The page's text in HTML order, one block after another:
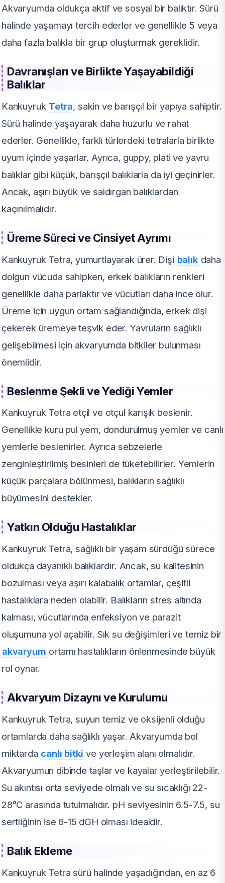
Akvaryumda oldukça aktif ve sosyal bir balıktır. Sürü
halinde yaşamayı tercih ederler ve genellikle 5 veya
daha fazla balıkla bir grup oluşturmak gereklidir.
Davranışları ve Birlikte Yaşayabildiği
Balıklar
Kankuyruk Tetra, sakin ve barışçıl bir yapıya sahiptir.
Sürü halinde yaşayarak daha huzurlu ve rahat
ederler. Genellikle, farklı türlerdeki tetralarla birlikte
uyum içinde yaşarlar. Ayrıca, guppy, plati ve yavru
balıklar gibi küçük, barışçıl balıklarla da iyi geçinirler.
Ancak, aşırı büyük ve saldırgan balıklardan
kaçınılmalıdır.
Üreme Süreci ve Cinsiyet Ayrımı
Kankuyruk Tetra, yumurtlayarak ürer. Dişi balık daha
dolgun vücuda sahipken, erkek balıkların renkleri
genellikle daha parlaktır ve vücutları daha ince olur.
Üreme için uygun ortam sağlandığında, erkek dişi
çekerek üremeye teşvik eder. Yavruların sağlıklı
gelişebilmesi için akvaryumda bitkiler bulunması
önemlidir.
Beslenme Şekli ve Yediği Yemler
Kankuyruk Tetra etçil ve otçul karışık beslenir.
Genellikle kuru pul yem, dondurulmuş yemler ve canlı
yemlerle beslenirler. Ayrıca sebzelerle
zenginleştirilmiş besinleri de tüketebilirler. Yemlerin
küçük parçalara bölünmesi, balıkların sağlıklı
büyümesini destekler.
Yatkın Olduğu Hastalıklar
Kankuyruk Tetra, sağlıklı bir yaşam sürdüğü sürece
oldukça dayanıklı balıklardır. Ancak, su kalitesinin
bozulması veya aşırı kalabalık ortamlar, çeşitli
hastalıklara neden olabilir. Balıkların stres altında
kalması, vücutlarında enfeksiyon ve parazit
oluşumuna yol açabilir. Sık su değişimleri ve temiz bir
akvaryum ortamı hastalıkların önlenmesinde büyük
rol oynar.
Akvaryum Dizaynı ve Kurulumu
Kankuyruk Tetra, suyun temiz ve oksijenli olduğu
ortamlarda daha sağlıklı yaşar. Akvaryumda bol
miktarda canlı bitki ve yerleşim alanı olmalıdır.
Akvaryumun dibinde taşlar ve kayalar yerleştirilebilir.
Su akıntısı orta seviyede olmalı ve su sıcaklığı 22-
28°C arasında tutulmalıdır. pH seviyesinin 6.5-7.5, su
sertliğinin ise 6-15 dGH olması idealdir.
Balık Ekleme
Kankuyruk Tetra sürü halinde yaşadığından, en az 6